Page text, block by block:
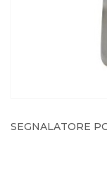
SEGNALATORE